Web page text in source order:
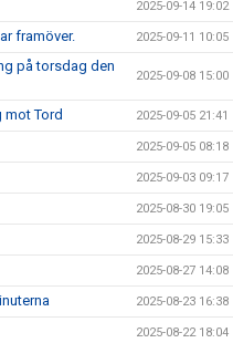
2025-09-14 19:02
framöver. 2025-09-11 10:05
på torsdag den
2025-09-08 15:00
mot Tord 2025-09-05 21:41
2025-09-05 08:18
2025-09-03 09:17
2025-08-30 19:05
2025-08-29 15:33
2025-08-27 14:08
2025-08-23 16:38
2025-08-22 18:04